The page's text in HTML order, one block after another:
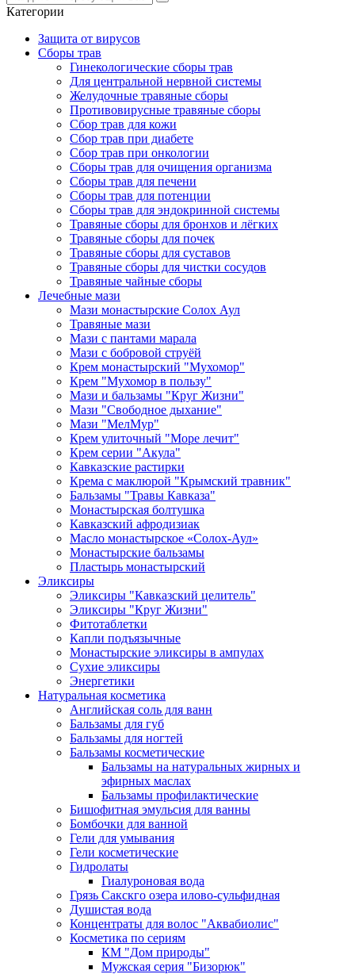
Категории
Защита от вирусов
Сборы трав
Гинекологические сборы трав
Для центральной нервной системы
Желудочные травяные сборы
Противовирусные травяные сборы
Сбор трав для кожи
Сбор трав при диабете
Сбор трав при онкологии
Сборы трав для очищения организма
Сборы трав для печени
Сборы трав для потенции
Сборы трав для эндокринной системы
Травяные сборы для бронхов и лёгких
Травяные сборы для почек
Травяные сборы для суставов
Травяные сборы для чистки сосудов
Травяные чайные сборы
Лечебные мази
Мази монастырские Солох Аул
Травяные мази
Мази с пантами марала
Мази с бобровой струёй
Крем монастырский "Мухомор"
Крем "Мухомор в пользу"
Мази и бальзамы "Круг Жизни"
Мази "Свободное дыхание"
Мази "МелМур"
Крем улиточный "Море лечит"
Крем серии "Акула"
Кавказские растирки
Крема с маклюрой "Крымский травник"
Бальзамы "Травы Кавказа"
Монастырская болтушка
Кавказский афродизиак
Масло монастырское «Солох-Аул»
Монастырские бальзамы
Пластырь монастырский
Эликсиры
Эликсиры "Кавказский целитель"
Эликсиры "Круг Жизни"
Фитотаблетки
Капли подъязычные
Монастырские эликсиры в ампулах
Сухие эликсиры
Энергетики
Натуральная косметика
Английская соль для ванн
Бальзамы для губ
Бальзамы для ногтей
Бальзамы косметические
Бальзамы на натуральных жирных и
эфирных маслах
Бальзамы профилактические
Бишофитная эмульсия для ванны
Бомбочки для ванной
Гели для умывания
Гели косметические
Гидролаты
Гиалуроновая вода
Грязь Сакскго озера илово-сульфидная
Душистая вода
Концентраты для волос "Аквабиолис"
Косметика по сериям
КМ "Дом природы"
Мужская серия "Бизорюк"